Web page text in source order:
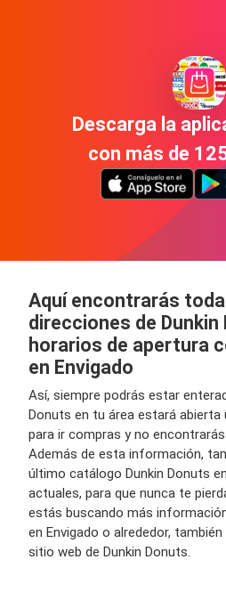
Descarga la
con más de
Aquí encontrarás
direcciones de Dunkin
horarios de apertura
en Envigado
Así, siempre podrás estar
Donuts en tu área estará abierta
para ir compras y no
Además de esta información,
último catálogo Dunkin Donuts
actuales, para que nunca te
estás buscando más
en Envigado o alrededor,
sitio web de Dunkin Donuts.